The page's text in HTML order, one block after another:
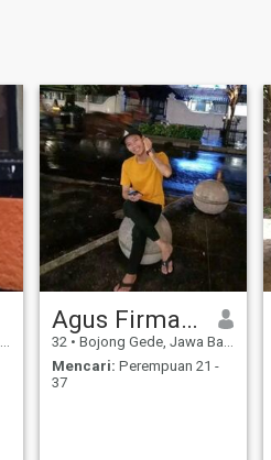
Agus Firmansyah
32 • Bojong Gede, Jawa Barat, Indonesia
Mencari: Perempuan 21 -
37